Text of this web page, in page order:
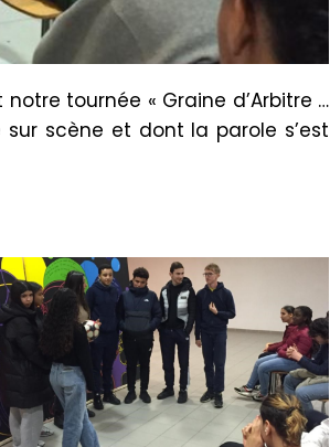
tournée « Graine d’Arbitre …
scène et dont la parole s’est